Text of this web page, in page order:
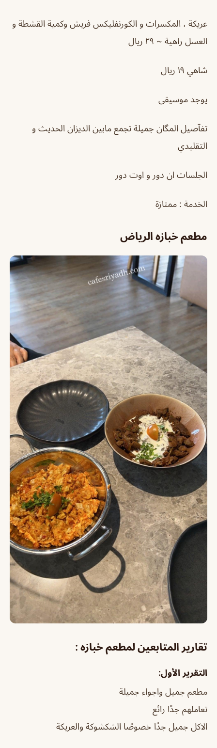
عريكة ، المكسرات و الكورنفليكس فريش وكمية القشطة و
العسل راهية ~ ٢٩ ريال
شاهي ١٩ ريال
يوجد موسيقى
تفآصيل المگان جميلة تجمع مابين الديزان الحديث و
التقليدي
الجلسات ان دور و اوت دور
الخدمة : ممتازة
مطعم خبازه الرياض
تقارير المتابعين لمطعم خبازه :
التقرير الأول:
مطعم جميل واجواء جميلة
تعاملهم جدًا رائع
الاكل جميل جدًا خصوصًا الشكشوكة والعريكة